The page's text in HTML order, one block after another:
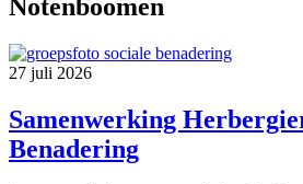
Notenboomen
27 juli 2026
Samenwerking
Benadering